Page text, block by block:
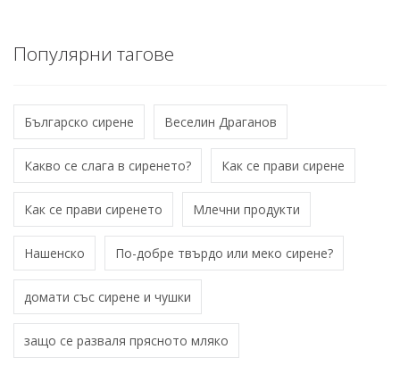
Популярни тагове
Българско сирене Веселин Драганов
Какво се слага в сиренето? Как се прави сирене
Как се прави сиренето Млечни продукти
Нашенско По-добре твърдо или меко сирене?
домати със сирене и чушки
защо се разваля прясното мляко